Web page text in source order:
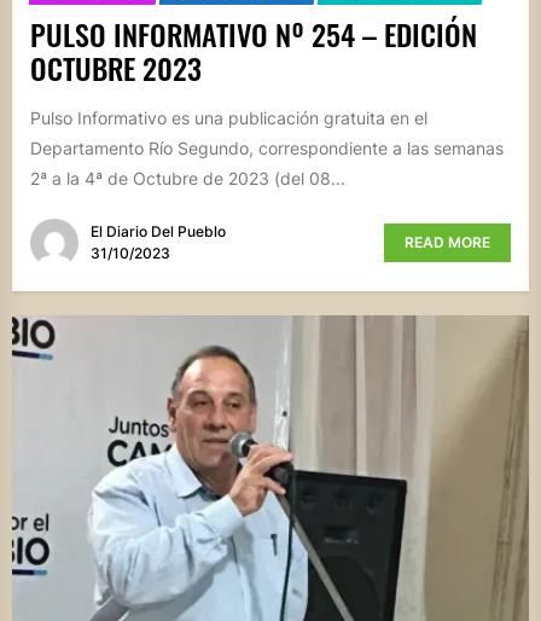
PULSO INFORMATIVO Nº 254 – EDICIÓN
OCTUBRE 2023
Pulso Informativo es una publicación gratuita en el
Departamento Río Segundo, correspondiente a las semanas
2ª a la 4ª de Octubre de 2023 (del 08...
El Diario Del Pueblo
31/10/2023
READ MORE